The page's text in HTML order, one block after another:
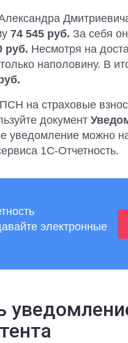
74 545 руб. За себя
руб. Несмотря на
наполовину. В
на страховые
документ
уведомление можно
1С-Отчетность.
электронные